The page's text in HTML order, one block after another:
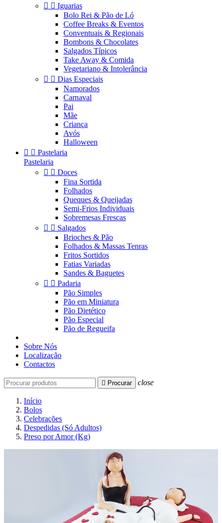
  Iguarias
Bolo Rei & Pão de Ló
Coffee Breaks & Eventos
Conventuais & Regionais
Bombons & Chocolates
Salgados Típicos
Take Away & Comida
Vegetariano & Intolerância
  Dias Especiais
Namorados
Carnaval
Pai
Mãe
Criança
Avós
Halloween
  Pastelaria
Pastelaria
  Doces
Fina Sortida
Folhados
Queques & Queijadas
Semi-Frios Individuais
Sobremesas Frescas
  Salgados
Brioches & Pão
Folhados & Massas Tenras
Fritos Sortidos
Fatias Variadas
Sandes & Baguetes
  Padaria
Pão Simples
Pão em Miniatura
Pão Dietético
Pão Especial
Pão de Regueifa
Sobre Nós
Localização
Contactos
 Procurar close
Início
Bolos
Celebrações
Despedidas (Só Adultos)
Preso por Amor (Kg)